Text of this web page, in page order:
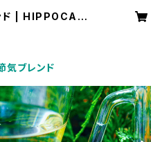
ド | HIPPOCAMP
気ブレンド